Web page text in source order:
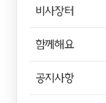
비사장터
함께해요
공지사항